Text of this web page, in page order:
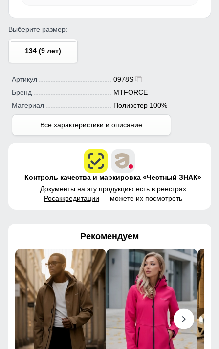
Выберите размер:
134 (9 лет)
Артикул
0978S
Бренд
MTFORCE
Материал
Полиэстер 100%
Все характеристики и описание
Контроль качества и маркировка «Честный ЗНАК»
Документы на эту продукцию есть в реестрах
Росаккредитации — можете их посмотреть
Рекомендуем